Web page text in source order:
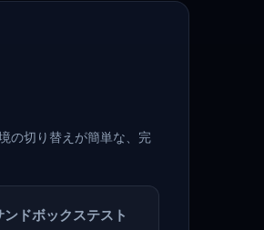
の切り替えが簡単な、完
ンドボックステスト